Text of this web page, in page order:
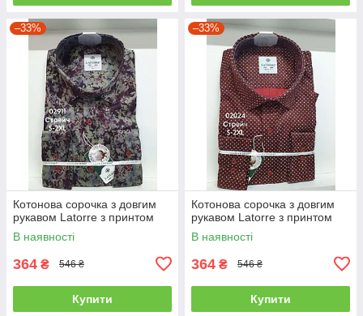
–33%
Котонова сорочка з довгим
рукавом Latorre з принтом
В наявності
364 ₴ 546 ₴
Купити
–33%
Котонова сорочка з довгим
рукавом Latorre з принтом
В наявності
364 ₴ 546 ₴
Купити